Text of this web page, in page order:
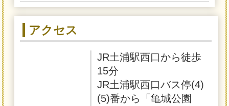
アクセス
JR土浦駅西口から徒歩
15分
JR土浦駅西口バス停(4)
(5)番から「亀城公園